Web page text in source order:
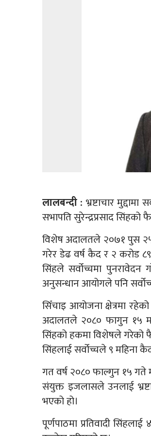
लालबन्दी : भ्रष्टाचार
सभापति सुरेन्द्रप्रसाद
विशेष अदालतले २०७१ पुस २५
गरेर डेढ वर्ष कैद र २ करोड
सिंहले सर्वोच्चमा
अनुसन्धान आयोगले पनि
सिँचाइ आयोजना क्षेत्रमा
अदालतले २०८० फागुन १५
सिंहको हकमा विशेषले गरेको
सिंहलाई सर्वोच्चले ९ महिना
गत वर्ष २०८० फाल्गुन १५ गते
संयुक्त इजलासले उनलाई
भएको हो।
पूर्णपाठमा प्रतिवादी